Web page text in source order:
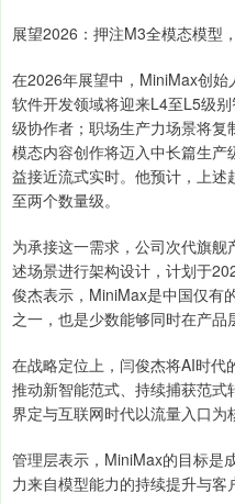
展望2026：押注M3全模态模型
在2026年展望中，MiniMax创始
软件开发领域将迎来L4至L5级
级协作者；职场生产力场景将
模态内容创作将迈入中长篇生产
益接近流式实时。他预计，上
至两个数量级。
为承接这一需求，公司次代旗
述场景进行架构设计，计划于
俊杰表示，MiniMax是中国仅有
之一，也是少数能够同时在产品
在战略定位上，闫俊杰将AI时
推动新智能范式、持续捕获范
界定与互联网时代以流量入口为
管理层表示，MiniMax的目标是
力来自模型能力的持续提升与客